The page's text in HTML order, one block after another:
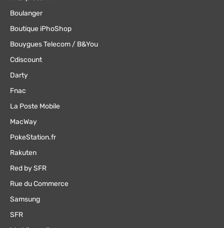
Boulanger
Boutique iPhoShop
Bouygues Telecom / B&You
Cdiscount
Darty
Fnac
La Poste Mobile
MacWay
PokeStation.fr
Rakuten
Red by SFR
Rue du Commerce
Samsung
SFR